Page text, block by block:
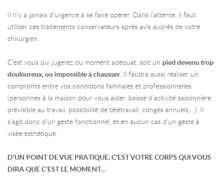
Il n’y a jamais d’urgence à se faire opérer. Dans l’attente, il faut
utiliser ces traitements conservateurs après avis auprès de votre
chirurgien.
C’est vous qui jugerez du moment adéquat, soit un pied devenu trop
douloureux, ou impossible à chausser. Il faudra aussi réaliser un
compromis entre vos conditions familiales et professionnelles
(personnes à la maison pour vous aider, baisse d’activité saisonnière
prévisible au travail, possibilité de télétravail, congés annuels,…). Il
s’agit donc d’un geste fonctionnel, et en aucun cas d’un geste à
visée esthétique.
D’UN POINT DE VUE PRATIQUE, C’EST VOTRE CORPS QUI VOUS
DIRA QUE C’EST LE MOMENT…